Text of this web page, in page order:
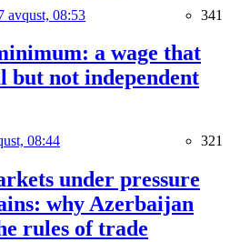
avqust, 08:53 341
a wage that
but not independent
08:44 321
under pressure
why Azerbaijan
rules of trade